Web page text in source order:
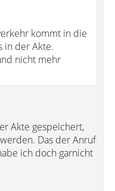
kommt in die
in der Akte.
nicht mehr
Akte gespeichert,
Das der Anruf
ich doch garnicht